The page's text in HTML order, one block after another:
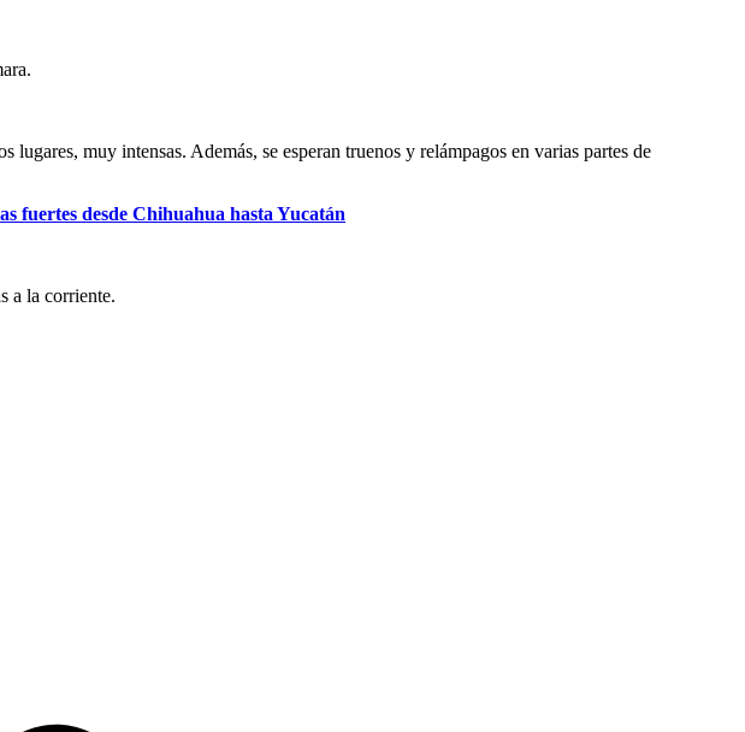
lugares, muy intensas. Además, se esperan truenos y relámpagos en varias partes de
fuertes desde Chihuahua hasta Yucatán
a la corriente.